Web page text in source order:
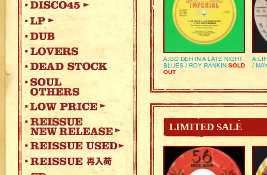
A:GO DEH IN A LATE NIGHT
BLUES / ROY RANKIN SOLD
OUT
/
LIMITED SALE